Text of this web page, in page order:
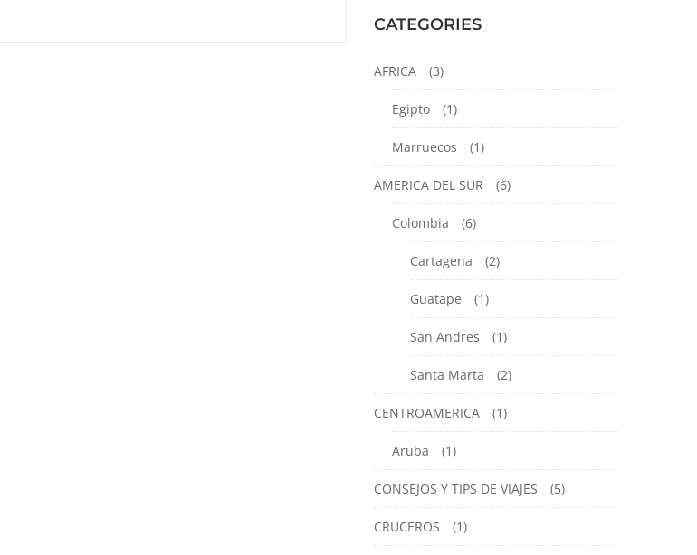
CATEGORIES
AFRICA (3)
Egipto (1)
Marruecos (1)
AMERICA DEL SUR (6)
Colombia (6)
Cartagena (2)
Guatape (1)
San Andres (1)
Santa Marta (2)
CENTROAMERICA (1)
Aruba (1)
CONSEJOS Y TIPS DE VIAJES (5)
CRUCEROS (1)